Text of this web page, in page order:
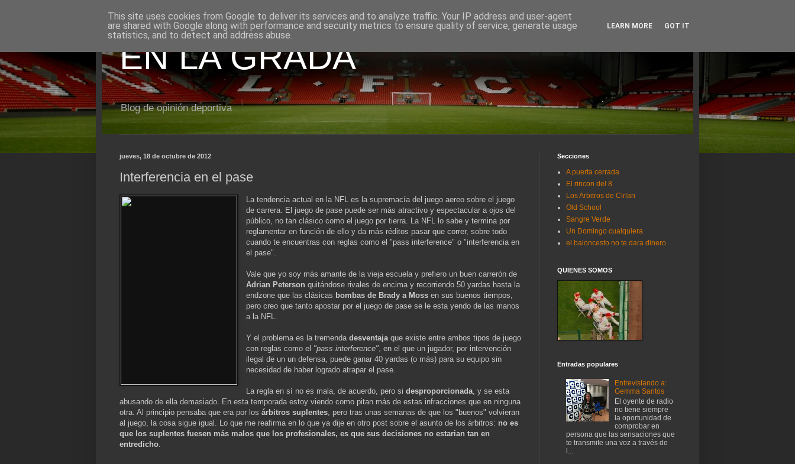
EN LA GRADA
Blog de opinión deportiva
jueves, 18 de octubre de 2012
Interferencia en el pase
La tendencia actual en la NFL es la supremacía del juego aereo sobre el juego
de carrera. El juego de pase puede ser más atractivo y espectacular a ojos del
público, no tan clásico como el juego por tierra. La NFL lo sabe y termina por
reglamentar en función de ello y da más réditos pasar que correr, sobre todo
cuando te encuentras con reglas como el "pass interference" o "interferencia en
el pase".
Vale que yo soy más amante de la vieja escuela y prefiero un buen carrerón de
Adrian Peterson quitándose rivales de encima y recorriendo 50 yardas hasta la
endzone que las clásicas bombas de Brady a Moss en sus buenos tiempos,
pero creo que tanto apostar por el juego de pase se le esta yendo de las manos
a la NFL.
Y el problema es la tremendadesventaja que existe entre ambos tipos de juego
con reglas como el "pass interference" , en el que un jugador, por intervención
ilegal de un un defensa, puede ganar 40 yardas (o más) para su equipo sin
necesidad de haber logrado atrapar el pase.
La regla en sí no es mala, de acuerdo, pero sidesproporcionada , y se esta
abusando de ella demasiado. En esta temporada estoy viendo como pitan más de estas infracciones que en ninguna
otra. Al principio pensaba que era por los árbitros suplentes , pero tras unas semanas de que los "buenos" volvieran
al juego, la cosa sigue igual. Lo que me reafirma en lo que ya dije en otro post sobre el asunto de los árbitros: no es
que los suplentes fuesen más malos que los profesionales, es que sus decisiones no estarian tan en
entredicho
Secciones
A puerta cerrada
El rincon del 8
Los Arbitros de Cirlan
Old School
Sangre Verde
Un Domingo cualquiera
el baloncesto no te dara dinero
QUIENES SOMOS
Entradas populares
Entrevistando a:
Gemma Santos
El oyente de radio
no tiene siempre
la oportunidad de
comprobar en
persona que las sensaciones que
te transmite una voz a través de
l...
This site uses cookies from Google to deliver its services and to analyze traffic. Your IP address and user-agent
are shared with Google along with performance and security metrics to ensure quality of service, generate usage
statistics, and to detect and address abuse.
LEARN MORE GOT IT